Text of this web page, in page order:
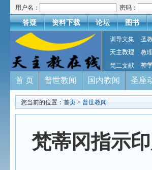
用户名： 密码：
答疑 资料下载 论坛 图书
训导文集 圣
天主教理
教
梵二文献
神
首 页 普世教闻 国内教闻 圣座
您当前的位置： 首页 > 普世教闻
梵蒂冈指示